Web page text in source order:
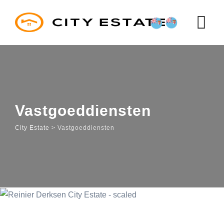
Vastgoeddiensten
City Estate > Vastgoeddiensten